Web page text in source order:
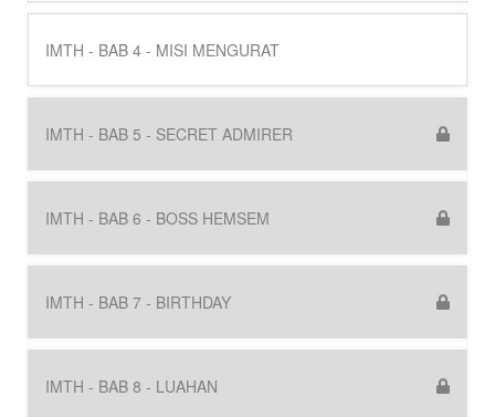
IMTH - BAB 4 - MISI MENGURAT
IMTH - BAB 5 - SECRET ADMIRER
IMTH - BAB 6 - BOSS HEMSEM
IMTH - BAB 7 - BIRTHDAY
IMTH - BAB 8 - LUAHAN